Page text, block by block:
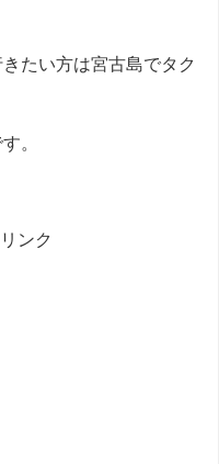
たい方は宮古島でタク
。
ンク